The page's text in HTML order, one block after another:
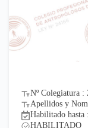
Nº Colegiatura :
Apellidos y
Habilitado hasta
HABILITADO